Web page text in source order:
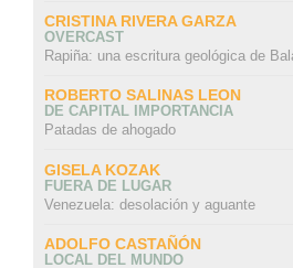
CRISTINA RIVERA GARZA
OVERCAST
Rapiña: una escritura geológica de
ROBERTO SALINAS LEON
DE CAPITAL IMPORTANCIA
Patadas de ahogado
GISELA KOZAK
FUERA DE LUGAR
Venezuela: desolación y aguante
ADOLFO CASTAÑÓN
LOCAL DEL MUNDO